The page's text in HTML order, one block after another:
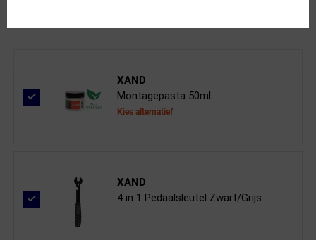
XAND
Montagepasta 50ml
Kies alternatief
XAND
4 in 1 Pedaalsleutel Zwart/Grijs